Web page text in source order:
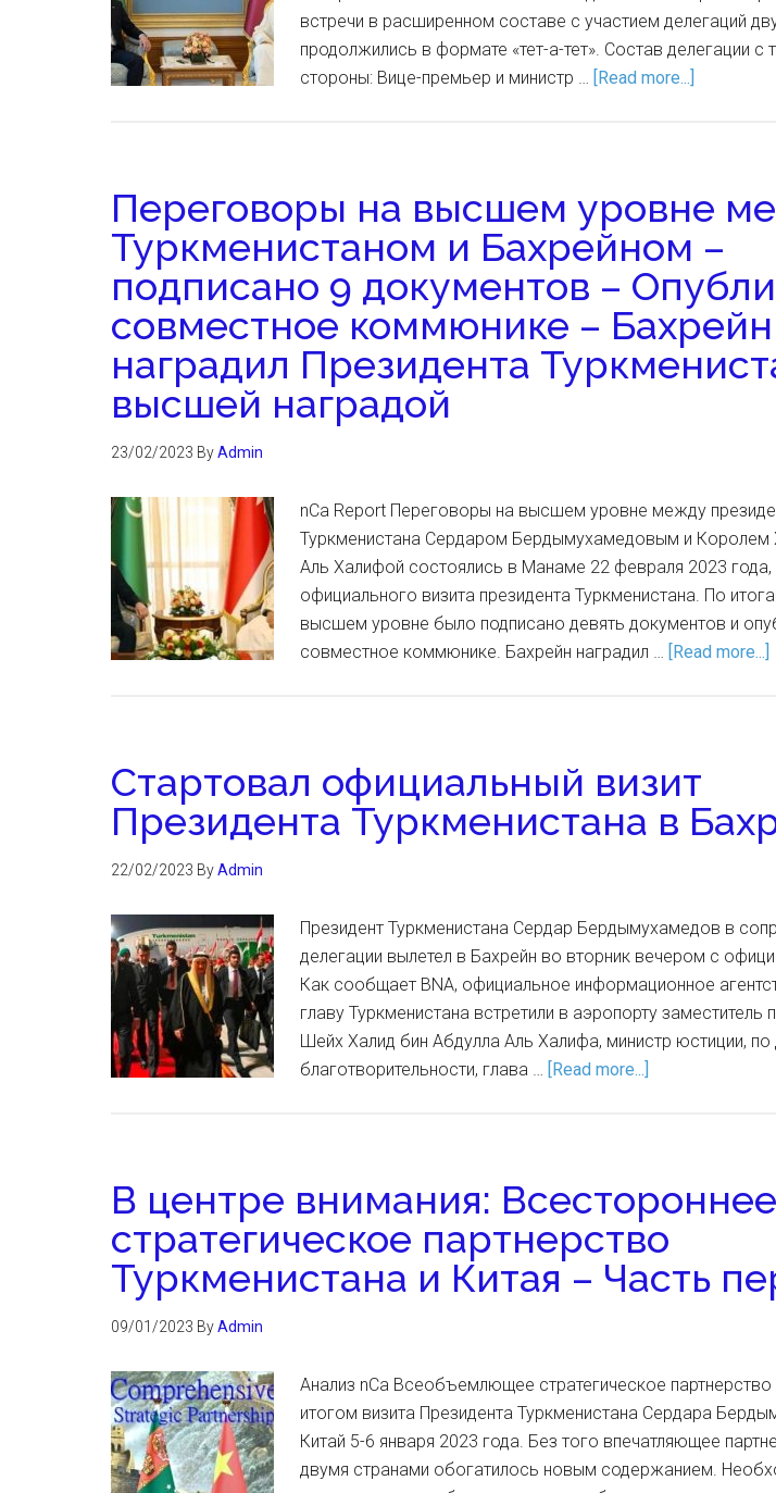
встречи в расширенном составе с участием делегаций
продолжились в формате «тет-а-тет». Состав делегации с
стороны: Вице-премьер и министр … [Read more...]
Переговоры на высшем уровне
Туркменистаном и Бахрейном –
подписано 9 документов –
совместное коммюнике – Бахрейн
наградил Президента
высшей наградой
23/02/2023 ByAdmin
nCa Report Переговоры на высшем уровне между
Туркменистана Сердаром Бердымухамедовым и
Аль Халифой состоялись в Манаме 22 февраля 2023 года,
официального визита президента Туркменистана. По
высшем уровне было подписано девять документов и
совместное коммюнике. Бахрейн наградил … [Read more...]
Стартовал официальный визит
Президента Туркменистана в
22/02/2023 ByAdmin
Президент Туркменистана Сердар Бердымухамедов в
делегации вылетел в Бахрейн во вторник вечером с
Как сообщает BNA, официальное информационное
главу Туркменистана встретили в аэропорту заместитель
Шейх Халид бин Абдулла Аль Халифа, министр юстиции,
благотворительности, глава … [Read more...]
В центре внимания: Всестороннее
стратегическое партнерство
Туркменистана и Китая – Часть
09/01/2023 ByAdmin
Анализ nCa Всеобъемлющее стратегическое
итогом визита Президента Туркменистана Сердара
Китай 5-6 января 2023 года. Без того впечатляющее
двумя странами обогатилось новым содержанием.